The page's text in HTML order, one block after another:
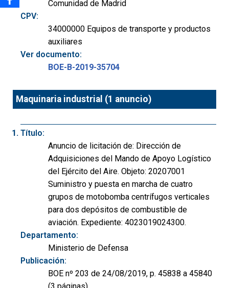
Comunidad de Madrid
CPV:
34000000 Equipos de transporte y productos
auxiliares
Ver documento:
BOE-B-2019-35704
Maquinaria industrial (1 anuncio)
Título:
Anuncio de licitación de: Dirección de
Adquisiciones del Mando de Apoyo Logístico
del Ejército del Aire. Objeto: 20207001
Suministro y puesta en marcha de cuatro
grupos de motobomba centrífugos verticales
para dos depósitos de combustible de
aviación. Expediente: 4023019024300.
Departamento:
Ministerio de Defensa
Publicación:
BOE nº 203 de 24/08/2019, p. 45838 a 45840